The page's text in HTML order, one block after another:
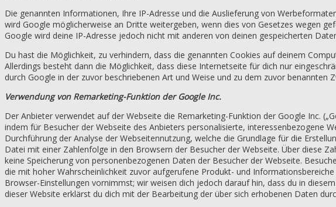
Die genannten Informationen, Ihre IP-Adresse und die Auslieferung von
wird Google möglicherweise an Dritte weitergeben, wenn dies von Gesetzes wegen
Google wird deine IP-Adresse jedoch nicht mit anderen von deinen gespeicherten
Du hast die Möglichkeit, zu verhindern, dass die genannten Cookies auf deinem
Allerdings besteht dann die Möglichkeit, dass diese Internetseite für dich nur
durch Google in der zuvor beschriebenen Art und Weise und zu dem zuvor benannten
Verwendung von Remarketing-Funktion der Google Inc.
Der Anbieter verwendet auf der Webseite die Remarketing-Funktion der Google Inc.
indem für Besucher der Webseite des Anbieters personalisierte, interessenbezogene
Durchführung der Analyse der Webseitennutzung, welche die Grundlage für die
Datei mit einer Zahlenfolge in den Browsern der Besucher der Webseite. Über diese
keine Speicherung von personenbezogenen Daten der Besucher der Webseite.
die mit hoher Wahrscheinlichkeit zuvor aufgerufene Produkt- und
Browser-Einstellungen vornimmst; wir weisen dich jedoch darauf hin, dass du in
dieser Website erklärst du dich mit der Bearbeitung der über sich erhobenen Daten